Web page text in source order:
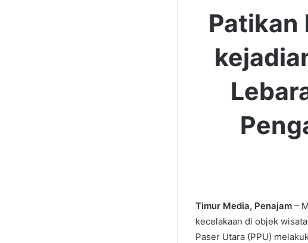
Patikan
Timur Media, Penajam –
kecelakaan di objek
Paser Utara (PPU)